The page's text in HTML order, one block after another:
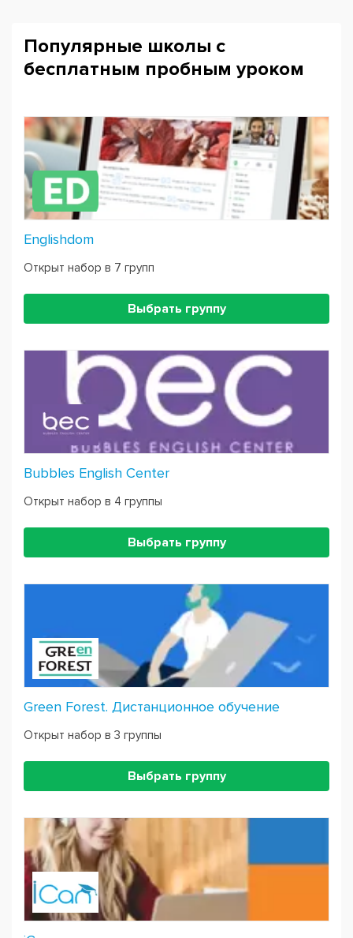
Популярные школы с
бесплатным пробным уроком
Englishdom
Открыт набор в 7 групп
Выбрать группу
Bubbles English Center
Открыт набор в 4 группы
Выбрать группу
Green Forest. Дистанционное обучение
Открыт набор в 3 группы
Выбрать группу